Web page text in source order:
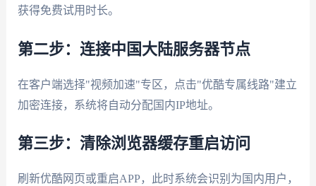
获得免费试用时长。
第二步：连接中国大陆服务器节点
在客户端选择"视频加速"专区，点击"优酷专属线路"建立
加密连接，系统将自动分配国内IP地址。
第三步：清除浏览器缓存重启访问
刷新优酷网页或重启APP，此时系统会识别为国内用户，